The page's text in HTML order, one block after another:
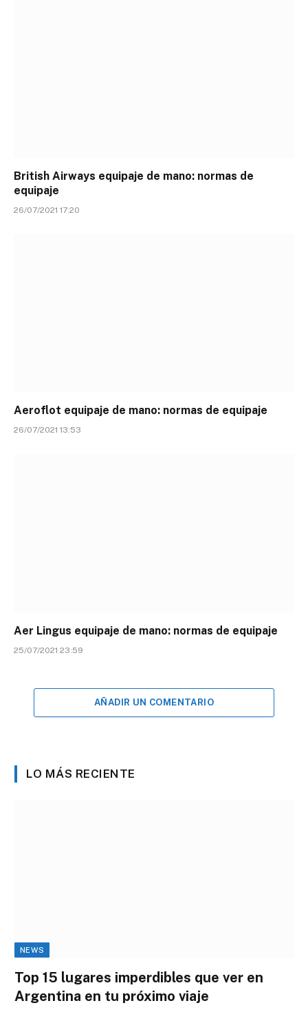
British Airways equipaje de mano: normas de
equipaje
26/07/2021 17:20
Aeroflot equipaje de mano: normas de equipaje
26/07/2021 13:53
Aer Lingus equipaje de mano: normas de equipaje
25/07/2021 23:59
AÑADIR UN COMENTARIO
LO MÁS RECIENTE
NEWS
Top 15 lugares imperdibles que ver en
Argentina en tu próximo viaje